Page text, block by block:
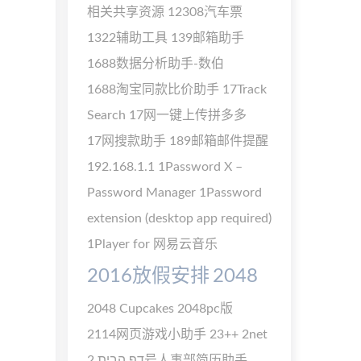
相关共享资源 12308汽车票
1322辅助工具 139邮箱助手
1688数据分析助手-数伯
1688淘宝同款比价助手 17Track
Search 17网一键上传拼多多
17网搜款助手 189邮箱邮件提醒
192.168.1.1 1Password X –
Password Manager 1Password
extension (desktop app required)
1Player for 网易云音乐
2016放假安排 2048
2048 Cupcakes 2048pc版
2114网页游戏小助手 23++ 2net